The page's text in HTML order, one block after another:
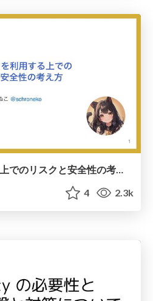
DeepSeek を利用する上でのリスクと安全性の考え方
4 2.3k